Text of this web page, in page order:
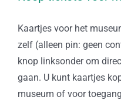
Kaartjes voor het
zelf (alleen pin: geen
knop linksonder om
gaan. U kunt kaartjes
museum of voor